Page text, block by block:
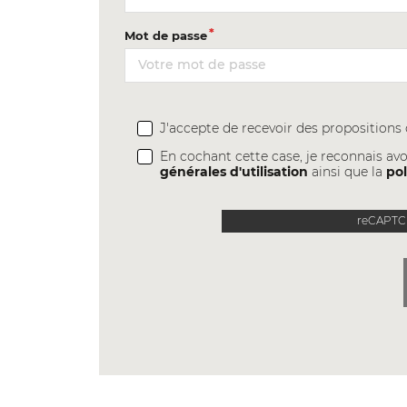
Mot de passe
J'accepte de recevoir des
En cochant cette case, je reconnais
générales d'utilisation ainsi que la